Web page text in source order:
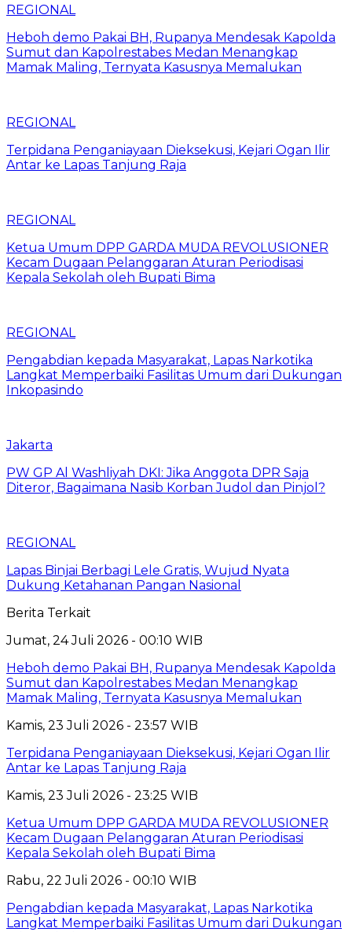
REGIONAL
Heboh demo Pakai BH, Rupanya Mendesak Kapolda
Sumut dan Kapolrestabes Medan Menangkap
Mamak Maling, Ternyata Kasusnya Memalukan
REGIONAL
Terpidana Penganiayaan Dieksekusi, Kejari Ogan Ilir
Antar ke Lapas Tanjung Raja
REGIONAL
Ketua Umum DPP GARDA MUDA REVOLUSIONER
Kecam Dugaan Pelanggaran Aturan Periodisasi
Kepala Sekolah oleh Bupati Bima
REGIONAL
Pengabdian kepada Masyarakat, Lapas Narkotika
Langkat Memperbaiki Fasilitas Umum dari Dukungan
Inkopasindo
Jakarta
PW GP Al Washliyah DKI: Jika Anggota DPR Saja
Diteror, Bagaimana Nasib Korban Judol dan Pinjol?
REGIONAL
Lapas Binjai Berbagi Lele Gratis, Wujud Nyata
Dukung Ketahanan Pangan Nasional
Berita Terkait
Jumat, 24 Juli 2026 - 00:10 WIB
Heboh demo Pakai BH, Rupanya Mendesak Kapolda
Sumut dan Kapolrestabes Medan Menangkap
Mamak Maling, Ternyata Kasusnya Memalukan
Kamis, 23 Juli 2026 - 23:57 WIB
Terpidana Penganiayaan Dieksekusi, Kejari Ogan Ilir
Antar ke Lapas Tanjung Raja
Kamis, 23 Juli 2026 - 23:25 WIB
Ketua Umum DPP GARDA MUDA REVOLUSIONER
Kecam Dugaan Pelanggaran Aturan Periodisasi
Kepala Sekolah oleh Bupati Bima
Rabu, 22 Juli 2026 - 00:10 WIB
Pengabdian kepada Masyarakat, Lapas Narkotika
Langkat Memperbaiki Fasilitas Umum dari Dukungan